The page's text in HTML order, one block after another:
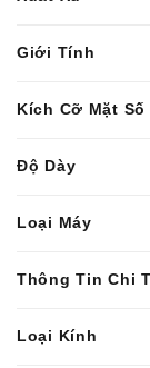
Giới Tính
Kích Cỡ Mặt Số
Độ Dày
Loại Máy
Thông Tin Chi
Loại Kính